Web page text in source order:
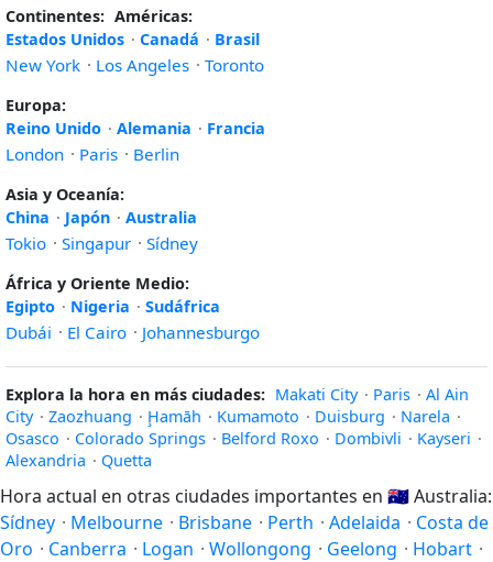
Continentes: Américas:
Estados Unidos · Canadá · Brasil
New York · Los Angeles · Toronto
Europa:
Reino Unido · Alemania · Francia
London · Paris · Berlin
Asia y Oceanía:
China · Japón · Australia
Tokio · Singapur · Sídney
África y Oriente Medio:
Egipto · Nigeria · Sudáfrica
Dubái · El Cairo · Johannesburgo
Explora la hora en más ciudades: Makati City · Paris · Al Ain
City · Zaozhuang · Ḩamāh · Kumamoto · Duisburg · Narela ·
Osasco · Colorado Springs · Belford Roxo · Dombivli · Kayseri ·
Alexandria · Quetta
Hora actual en otras ciudades importantes en 🇦🇺Australia:
Sídney · Melbourne · Brisbane · Perth · Adelaida · Costa de
Oro · Canberra · Logan · Wollongong · Geelong · Hobart ·